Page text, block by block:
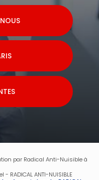
par Radical Anti-Nuisible à
ANTI-NUISIBLE